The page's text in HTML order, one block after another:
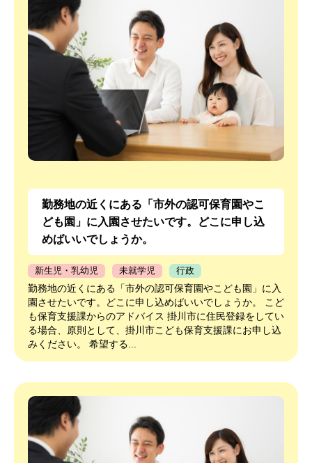
勤務地の近くにある「市外の認可保育園やこ
ども園」に入園させたいです。どこに申し込
めばいいでしょうか。
新生児・乳幼児 未就学児 行政
勤務地の近くにある「市外の認可保育園やこども園」に入
園させたいです。どこに申し込めばいいでしょうか。 こど
も保育支援課からのアドバイス 掛川市に住民登録をしてい
る場合、原則として、掛川市こども保育支援課にお申し込
みください。 希望する...